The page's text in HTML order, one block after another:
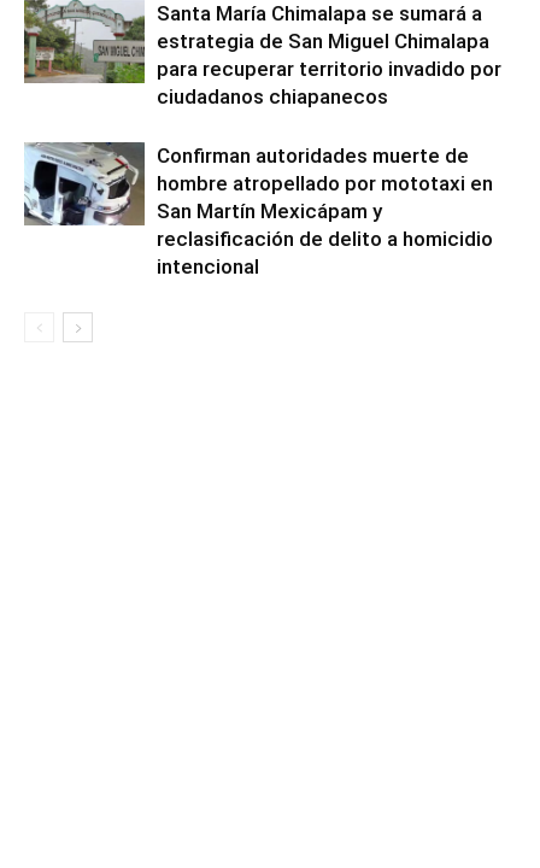
Santa María Chimalapa se sumará a
estrategia de San Miguel Chimalapa
para recuperar territorio invadido por
ciudadanos chiapanecos
Confirman autoridades muerte de
hombre atropellado por mototaxi en
San Martín Mexicápam y
reclasificación de delito a homicidio
intencional